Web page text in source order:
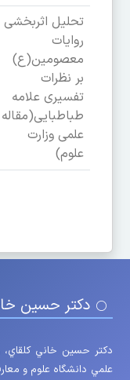
تحلیل اثربخشی
روایات
معصومین(ع)
بر نظرات
تفسیری علامه
طباطبایی(مقاله
علمی وزارت
علوم)
دکتر حسين
دکتر حسين خاني
علمي دانشگاه علوم و